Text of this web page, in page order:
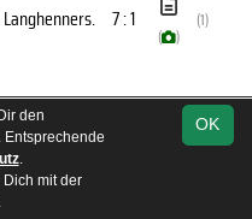
Langhenners. 7 : 1
( )
(1)
2026
Datenschutz
OK
den
Entsprechende
.
mit der